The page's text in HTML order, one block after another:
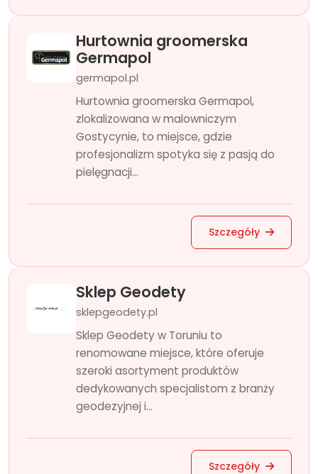
Hurtownia groomerska
Germapol
germapol.pl
Hurtownia groomerska Germapol,
zlokalizowana w malowniczym
Gostycynie, to miejsce, gdzie
profesjonalizm spotyka się z pasją do
pielęgnacji...
Szczegóły
Sklep Geodety
sklepgeodety.pl
Sklep Geodety w Toruniu to
renomowane miejsce, które oferuje
szeroki asortyment produktów
dedykowanych specjalistom z branży
geodezyjnej i...
Szczegóły